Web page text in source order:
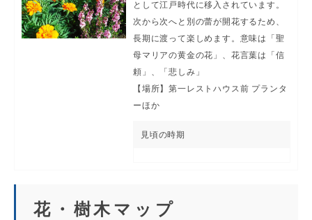
として江戸時代に移入されています。
次から次へと別の蕾が開花するため、
長期に渡って楽しめます。意味は「聖
母マリアの黄金の花」、花言葉は「信
頼」、「悲しみ」
【場所】第一レストハウス前 プランタ
ーほか
見頃の時期
花・樹木マップ